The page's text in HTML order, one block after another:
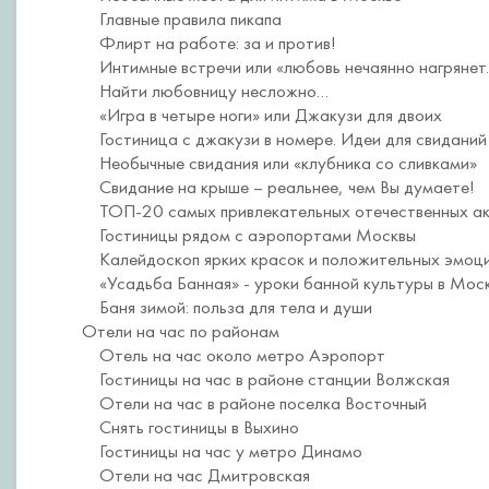
Главные правила пикапа
Флирт на работе: за и против!
Интимные встречи или «любовь нечаянно
Найти любовницу несложно…
«Игра в четыре ноги» или Джакузи для двоих
Гостиница с джакузи в номере. Идеи для свиданий
Необычные свидания или «клубника со сливками»
Свидание на крыше – реальнее, чем Вы думаете!
ТОП-20 самых привлекательных отечественных
Гостиницы рядом с аэропортами Москвы
Калейдоскоп ярких красок и положительных
«Усадьба Банная» - уроки банной культуры в
Баня зимой: польза для тела и души
Отели на час по районам
Отель на час около метро Аэропорт
Гостиницы на час в районе станции Волжская
Отели на час в районе поселка Восточный
Снять гостиницы в Выхино
Гостиницы на час у метро Динамо
Отели на час Дмитровская